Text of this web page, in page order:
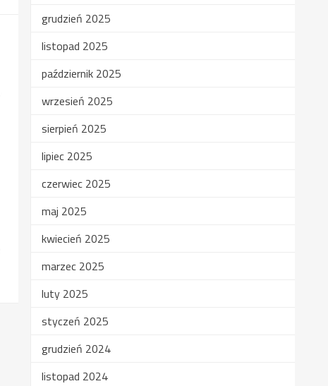
grudzień 2025
listopad 2025
październik 2025
wrzesień 2025
sierpień 2025
lipiec 2025
czerwiec 2025
maj 2025
kwiecień 2025
marzec 2025
luty 2025
styczeń 2025
grudzień 2024
listopad 2024